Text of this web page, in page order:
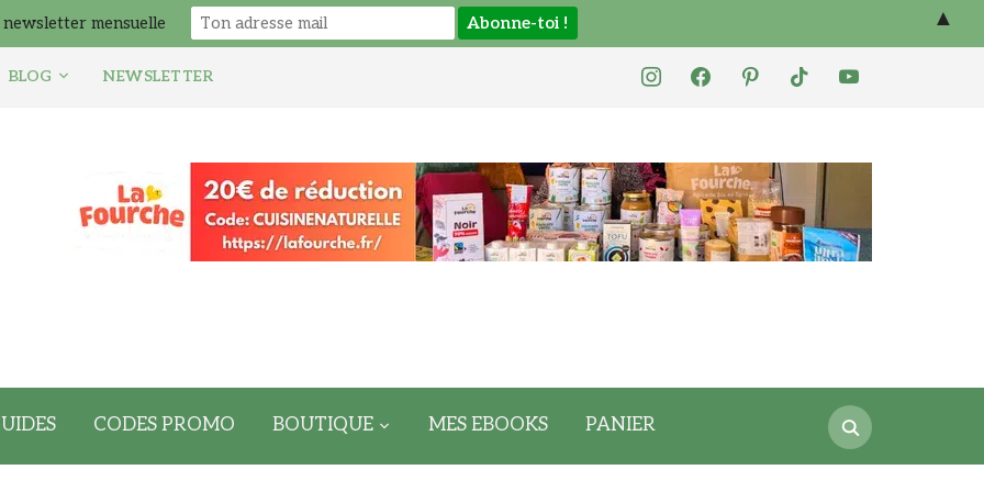
instagramfacebookpinteresttiktok youtube
BLOG NEWSLETTER
Search
for:
CODES PROMO BOUTIQUE MES EBOOKS PANIER
newsletter mensuelle ▲